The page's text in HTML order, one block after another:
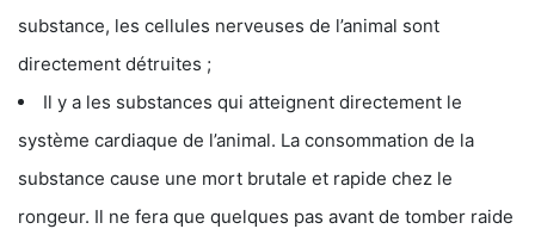
substance, les cellules nerveuses de l’animal sont
directement détruites ;
Il y a les substances qui atteignent directement le
système cardiaque de l’animal. La consommation de la
substance cause une mort brutale et rapide chez le
rongeur. Il ne fera que quelques pas avant de tomber raide